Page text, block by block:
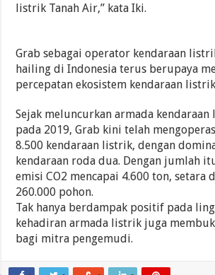
listrik Tanah Air,” kata Iki.
Grab sebagai operator kendaraan
hailing di Indonesia terus berupaya
percepatan ekosistem kendaraan
Sejak meluncurkan armada
pada 2019, Grab kini telah
8.500 kendaraan listrik, dengan
kendaraan roda dua. Dengan jumlah
emisi CO2 mencapai 4.600 ton, setara
260.000 pohon.
Tak hanya berdampak positif pada
kehadiran armada listrik juga
bagi mitra pengemudi.